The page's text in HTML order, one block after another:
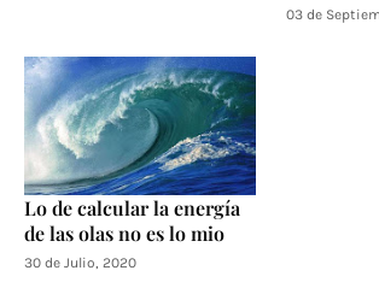
03 de
Lo de calcular la energía
de las olas no es lo mio
30 de Julio, 2020